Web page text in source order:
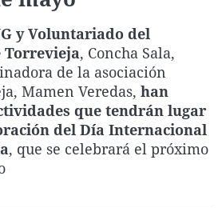
Gente viajera
Como el perro y el
Retornados
Equipo de
Operación Viuda
Galicia
La Rioja
Navarra
País Vasco
Televisión
Elecciones
y Voluntariado del
Torrevieja, Concha Sala,
de la asociación
Mamen Veredas, han
que tendrán lugar
del Día Internacional
, que se celebrará el próximo